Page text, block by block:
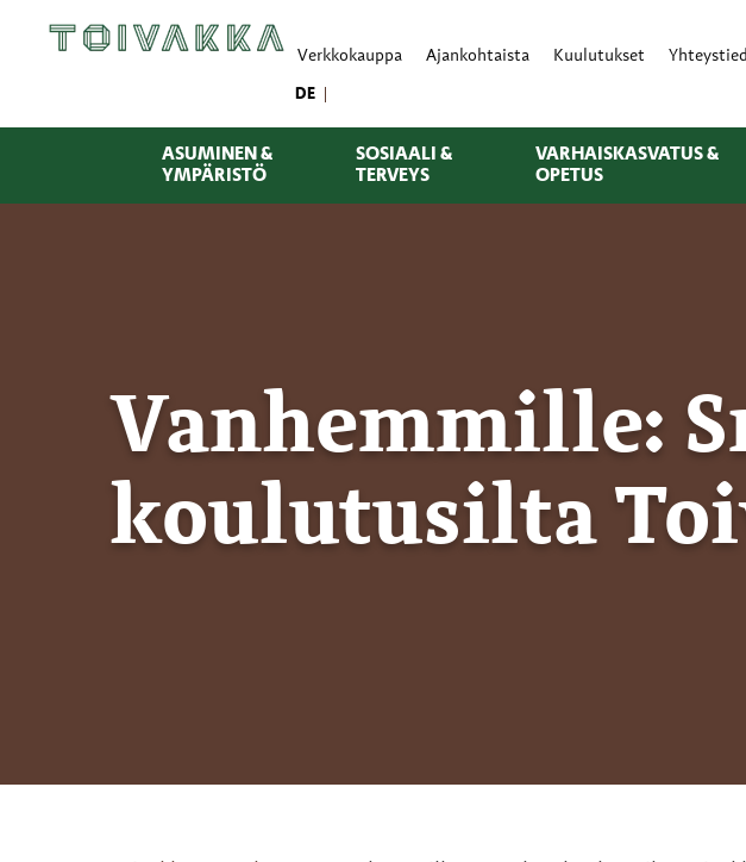
Verkkokauppa Ajankohtaista Kuulutukset
DE
ASUMINEN &
YMPÄRISTÖ
SOSIAALI &
TERVEYS
VARHAISKASVATUS &
OPETUS
Vanhemmille:
koulutusilta